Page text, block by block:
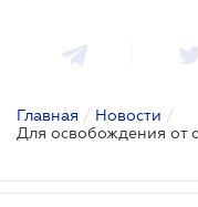
Главная / Новости /